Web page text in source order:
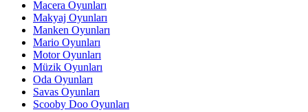
Macera Oyunları
Makyaj Oyunları
Manken Oyunları
Mario Oyunları
Motor Oyunları
Müzik Oyunları
Oda Oyunları
Savas Oyunları
Scooby Doo Oyunları